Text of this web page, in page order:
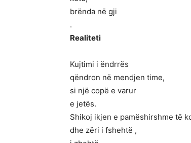
brënda në gji
.
Realiteti
Kujtimi i ëndrrës
qëndron në mendjen time,
si një copë e varur
e jetës.
Shikoj ikjen e pamëshirshme të
dhe zëri i fshehtë ,